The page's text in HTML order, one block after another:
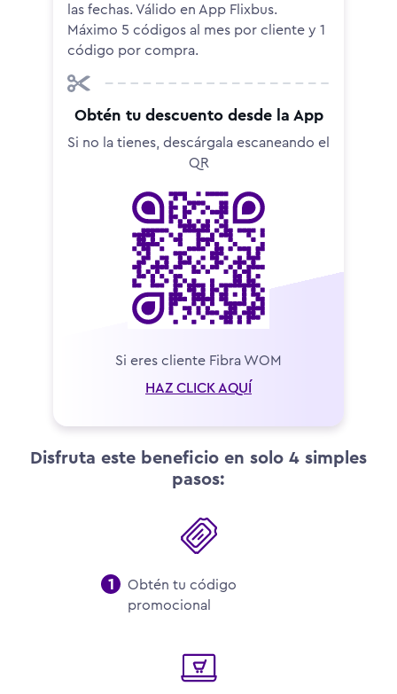
las fechas. Válido en App Flixbus.
Máximo 5 códigos al mes por cliente y 1
código por compra.
Obtén tu descuento desde la App
Si no la tienes, descárgala escaneando el
QR
Si eres cliente Fibra WOM
HAZ CLICK AQUÍ
Disfruta este beneficio en solo 4 simples
pasos:
Obtén tu código
promocional